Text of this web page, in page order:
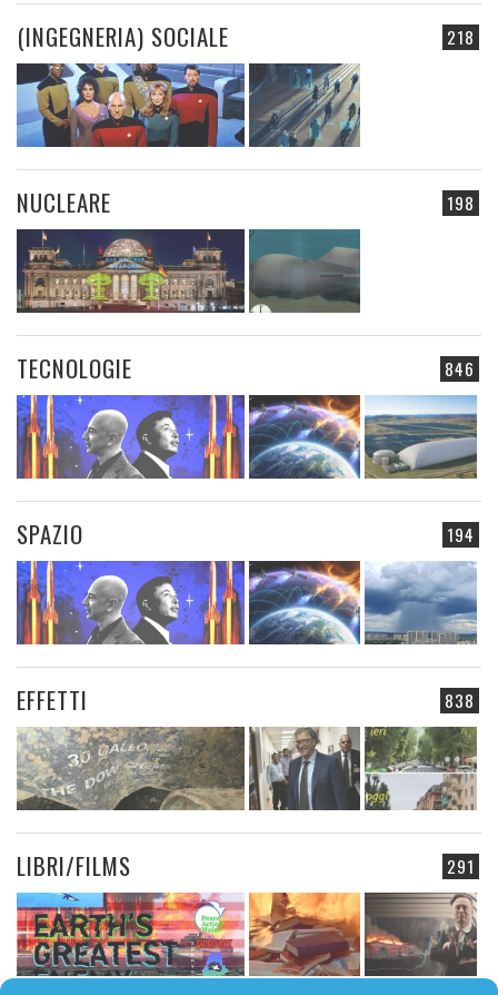
218
(INGEGNERIA) SOCIALE
198
NUCLEARE
846
TECNOLOGIE
194
SPAZIO
838
EFFETTI
291
LIBRI/FILMS